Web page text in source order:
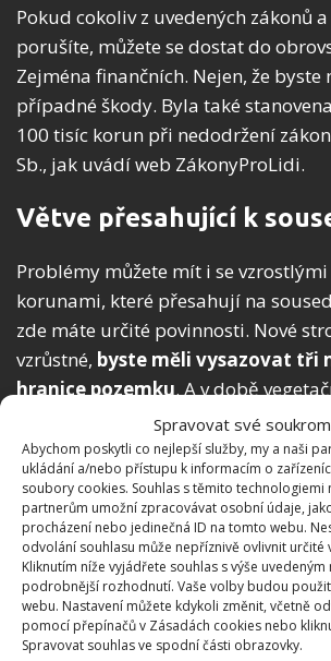
Spravovat své
Abychom poskytli co nejlepší služby, my a naši
ukládání a/nebo přístupu k informacím o
soubory cookies. Souhlas s těmito technologiemi
partnerům umožní zpracovávat osobní údaje,
procházení nebo jedinečná ID na tomto webu.
odvolání souhlasu může nepříznivě ovlivnit určité
Kliknutím níže vyjádřete souhlas s výše
podrobnější rozhodnutí. Vaše volby budou
webu. Nastavení můžete kdykoli změnit, včetně
pomocí přepínačů v Zásadách cookies nebo
Spravovat souhlas ve spodní části obrazovky.
Pokud cokoliv z uvedených zákonů
porušíte, můžete se dostat do
Zejména finančních. Nejen, že
případné škody. Byla také
100 tisíc korun při nedodržení
Sb., jak uvádí web ZákonyProLidi.
Větve přesahující k
Problémy můžete mít i se
korunami, které přesahují na
zde máte určité povinnosti. Nové
vzrůstné, byste měli vysazovat tři
hranice pozemku. A v době
pokud větve sousedovi vadí – strom
většiny stromů střih podporuje růst
také květních pupenů. Takže se
dočkat i lepší úrody.
Pokud nebudete chtít sousedovi
podle § 1016 odst. 2 občanského
větve ostříhat sám, a to šetrně a ve
dobu, uvádí web PrávníProstor. A